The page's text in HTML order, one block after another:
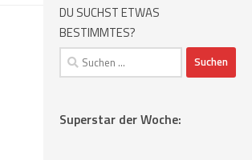
DU SUCHST ETWAS
BESTIMMTES?
Suchen
nach:
Superstar der Woche: